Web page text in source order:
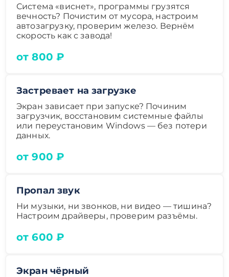
Система «виснет», программы грузятся
вечность? Почистим от мусора, настроим
автозагрузку, проверим железо. Вернём
скорость как с завода!
от 800 ₽
Застревает на загрузке
Экран зависает при запуске? Починим
загрузчик, восстановим системные файлы
или переустановим Windows — без потери
данных.
от 900 ₽
Пропал звук
Ни музыки, ни звонков, ни видео — тишина?
Настроим драйверы, проверим разъёмы.
от 600 ₽
Экран чёрный